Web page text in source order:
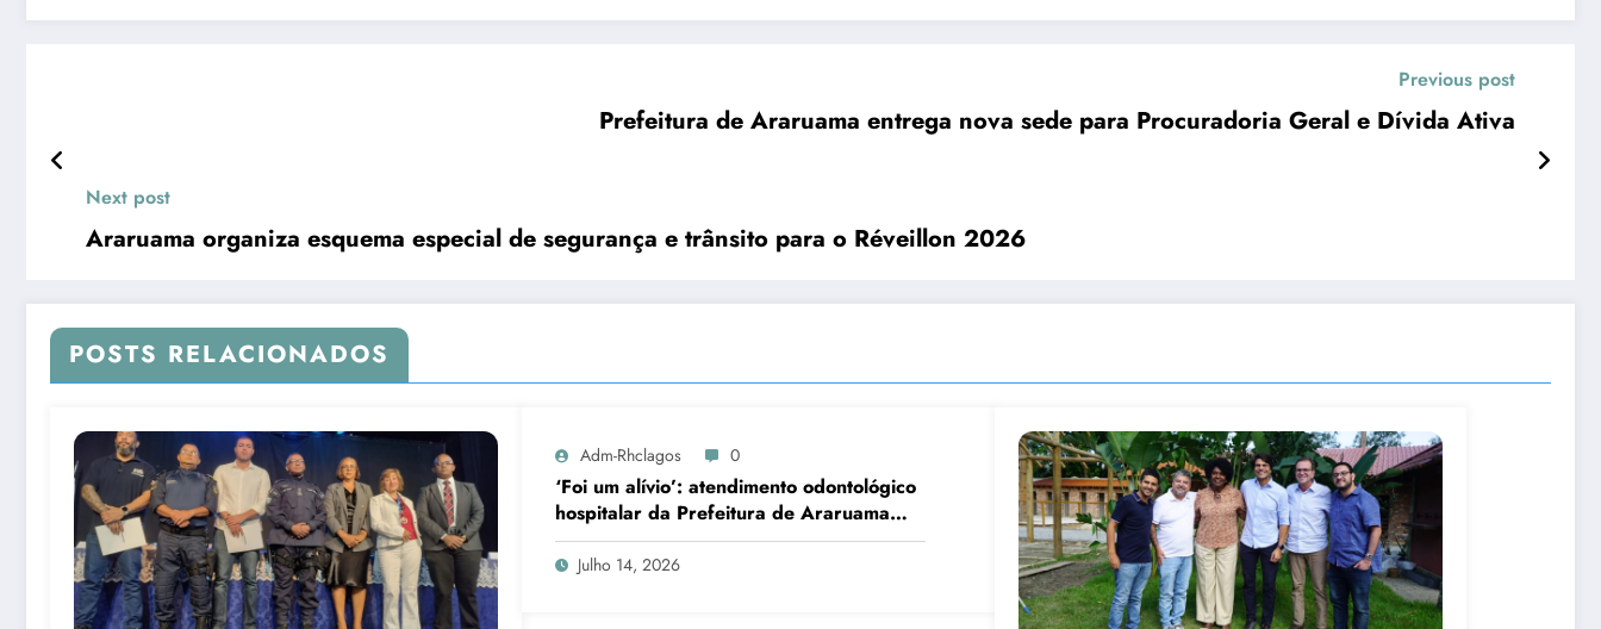
Previous post
Prefeitura de Araruama entrega nova sede para Procuradoria Geral e Dívida Ativa
Next post
Araruama organiza esquema especial de segurança e trânsito para o Réveillon 2026
POSTS RELACIONADOS
Adm-Rhclagos 0
‘Foi um alívio’: atendimento odontológico
hospitalar da Prefeitura de Araruama
transforma rotina de famílias atípicas
Julho 14, 2026